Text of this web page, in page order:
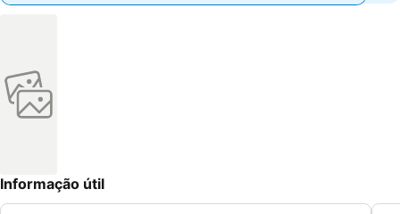
Informação útil